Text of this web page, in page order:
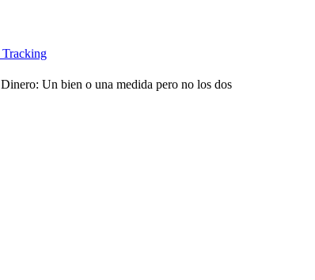
Dinero: Un bien o una medida pero no los dos